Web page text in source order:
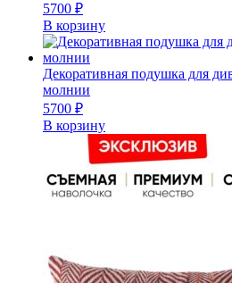
5700 ₽
В корзину
Декоративная подушка для
молнии
5700 ₽
В корзину